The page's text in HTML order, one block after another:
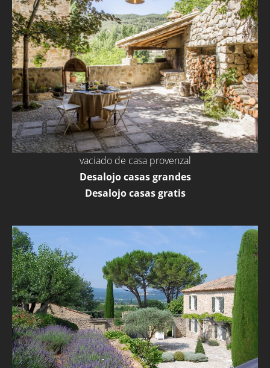
vaciado de casa provenzal
Desalojo casas grandes
Desalojo casas gratis